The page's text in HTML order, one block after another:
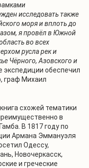
исследовать также
моря и вплоть до
я провёл в Южной
во всех
русла рек и
Чёрного, Азовского и
экспедиции обеспечил
граф Михаил
схожей тематики
в
В 1817 году по
Армана Эммануэля
Одессу,
Новочеркасск,
и греческие